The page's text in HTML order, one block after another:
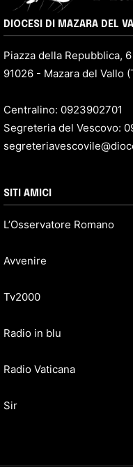
DIOCESI DI MAZARA DEL
Piazza della Repubblica, 6
91026 - Mazara del Vallo
Centralino: 0923902701
Segreteria del Vescovo:
SITI AMICI
L’Osservatore Romano
Avvenire
Tv2000
Radio in blu
Radio Vaticana
Sir